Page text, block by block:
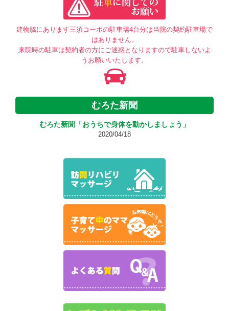
建物脇にあります三須コーポの駐車場4台分は当院の契約駐車場で
はありません。
来院時の駐車は契約者の方にご迷惑となりますので駐車しないよ
うお願いいたします。
むろた新聞
むろた新聞「おうちで身体を動かしましょう」
2020/04/18